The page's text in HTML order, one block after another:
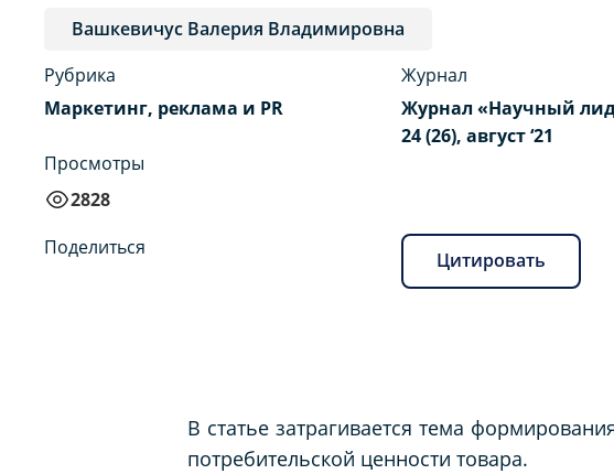
Вашкевичус Валерия Владимировна
Рубрика
Маркетинг, реклама и PR
Просмотры
2828
Журнал
Журнал «Научный
24 (26), август ‘21
Поделиться
Цитировать
В статье затрагивается тема
потребительской ценности товара.